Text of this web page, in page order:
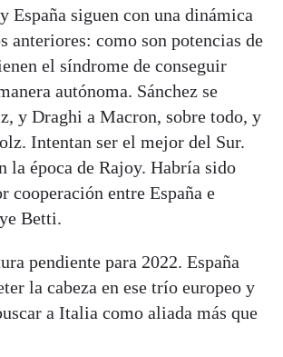
España siguen con una dinámica
anteriores: como son potencias de
el síndrome de conseguir
autónoma. Sánchez se
y Draghi a Macron, sobre todo, y
Intentan ser el mejor del Sur.
la época de Rajoy. Habría sido
cooperación entre España e
Betti.
pendiente para 2022. España
la cabeza en ese trío europeo y
a Italia como aliada más que